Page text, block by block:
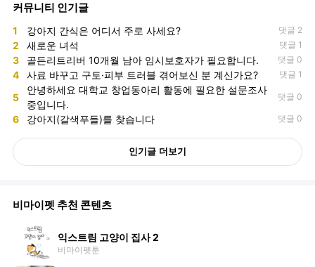
커뮤니티 인기글
1 강아지 간식은 어디서 주로 사세요? 댓글 2
2 새로운 녀석 댓글 1
3 골든리트리버 10개월 남아 임시보호자가 필요합니다. 댓글 0
4 사료 바꾸고 구토·피부 트러블 겪어보신 분 계신가요? 댓글 1
5
안녕하세요 대학교 창업동아리 활동에 필요한 설문조사
중입니다.
댓글 0
6 강아지(갈색푸들)를 찾습니다 댓글 0
인기글 더보기
비마이펫 추천 콘텐츠
익스트림 고양이 집사 2
비마이펫툰